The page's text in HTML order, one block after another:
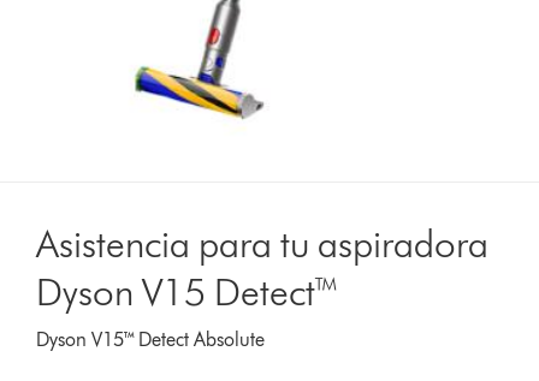
Asistencia para tu aspiradora
Dyson V15 Detect™
Dyson V15™ Detect Absolute